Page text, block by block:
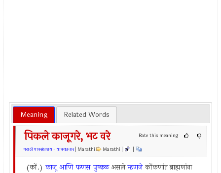
Meaning Related Words
Rate this meaning
पिकले काजूगरे, भट वरे
मराठी वाक्संप्रदाय - वाक्यप्रचार| Marathi Marathi | |
(कों.) काजू आणि फणस पुष्कळअसलेम्हणजे कोंकणांत ब्राह्मणांना